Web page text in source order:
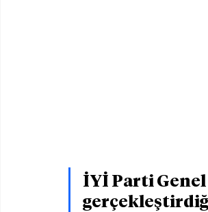
İYİ Parti Genel